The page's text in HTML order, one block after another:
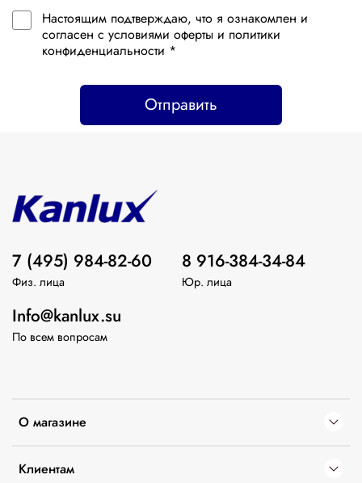
Настоящим подтверждаю, что я ознакомлен и
согласен с условиями оферты и политики
конфиденциальности *
Отправить
О магазине
Клиентам
7 (495) 984-82-60
Физ. лица
8 916-384-34-84
Юр. лица
Info@kanlux.su
По всем вопросам